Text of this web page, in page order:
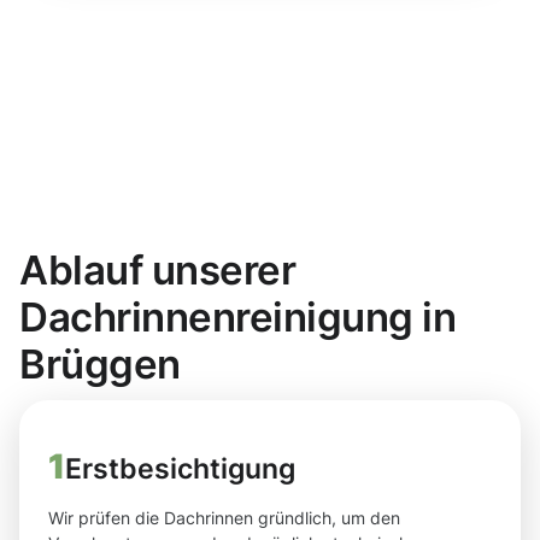
Ablauf unserer
Dachrinnenreinigung in
Brüggen
1Erstbesichtigung
Wir prüfen die Dachrinnen gründlich, um den